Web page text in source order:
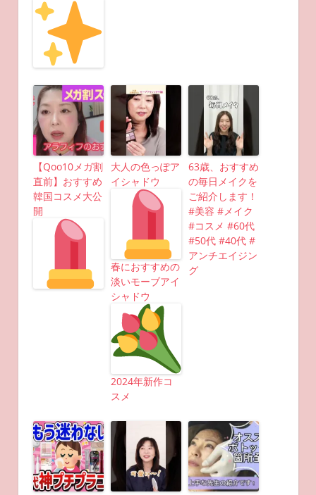
【Qoo10メガ割
直前】おすすめ
韓国コスメ大公
開
大人の色っぽア
イシャドウ
春におすすめの
淡いモーブアイ
シャドウ
2024年新作コ
スメ
63歳、おすすめ
の毎日メイクを
ご紹介します！
#美容 #メイク
#コスメ #60代
#50代 #40代 #
アンチエイジン
グ